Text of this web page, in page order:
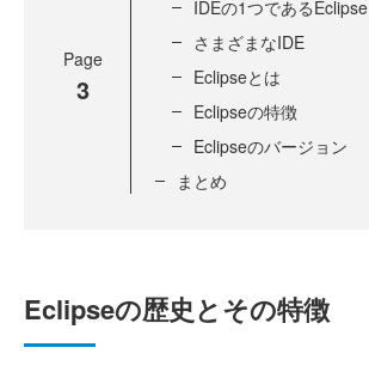
Page
3
IDEの1つであるEclipse
さまざまなIDE
Eclipseとは
Eclipseの特徴
Eclipseのバージョン
まとめ
Eclipseの歴史とその特徴